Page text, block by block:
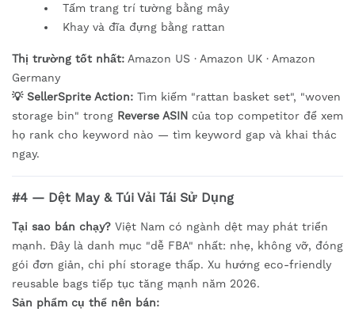
Tấm trang trí tường bằng mây
Khay và đĩa đựng bằng rattan
Thị trường tốt nhất: Amazon US · Amazon UK · Amazon
Germany
💡 SellerSprite Action: Tìm kiếm "rattan basket set", "woven
storage bin" trong Reverse ASIN của top competitor để xem
họ rank cho keyword nào — tìm keyword gap và khai thác
ngay.
#4 — Dệt May & Túi Vải Tái Sử Dụng
Tại sao bán chạy? Việt Nam có ngành dệt may phát triển
mạnh. Đây là danh mục "dễ FBA" nhất: nhẹ, không vỡ, đóng
gói đơn giản, chi phí storage thấp. Xu hướng eco-friendly
reusable bags tiếp tục tăng mạnh năm 2026.
Sản phẩm cụ thể nên bán: